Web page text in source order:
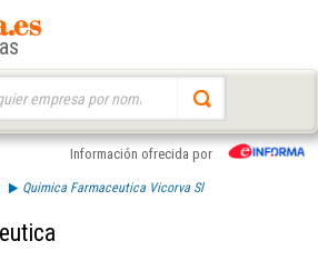
Información ofrecida por
Quimica Farmaceutica Vicorva Sl